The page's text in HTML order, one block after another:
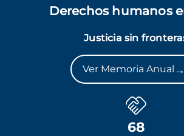
Derechos humanos
Justicia sin
Ver Memoria Anual →
68